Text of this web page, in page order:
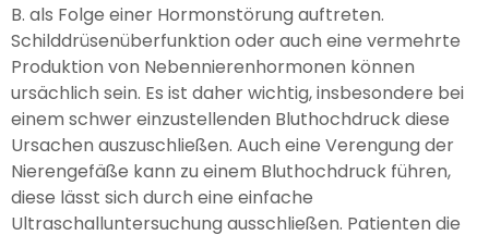
B. als Folge einer Hormonstörung auftreten.
Schilddrüsenüberfunktion oder auch eine vermehrte
Produktion von Nebennierenhormonen können
ursächlich sein. Es ist daher wichtig, insbesondere bei
einem schwer einzustellenden Bluthochdruck diese
Ursachen auszuschließen. Auch eine Verengung der
Nierengefäße kann zu einem Bluthochdruck führen,
diese lässt sich durch eine einfache
Ultraschalluntersuchung ausschließen. Patienten die